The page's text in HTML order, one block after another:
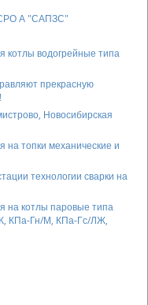
СРО А "САПЗС"
котлы водогрейные типа
прекрасную
Новосибирская
на топки механические и
технологии сварки на
на котлы паровые типа
КПа-Гн/М, КПа-Гс/ЛЖ,
ВДП-15
на золоуловители
ЦБ, ЦН-11